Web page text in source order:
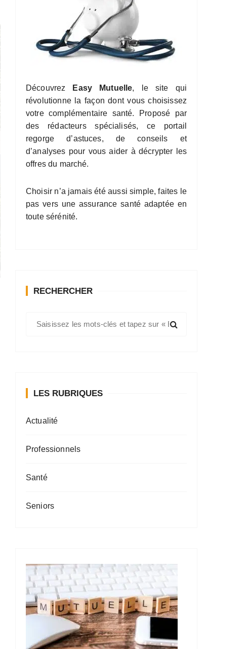
Découvrez Easy Mutuelle, le site qui
révolutionne la façon dont vous choisissez
votre complémentaire santé. Proposé par
des rédacteurs spécialisés, ce portail
regorge d’astuces, de conseils et
d’analyses pour vous aider à décrypter les
offres du marché.
Choisir n’a jamais été aussi simple, faites le
pas vers une assurance santé adaptée en
toute sérénité.
RECHERCHER
e
o
LES RUBRIQUES
Actualité
Professionnels
Santé
Seniors